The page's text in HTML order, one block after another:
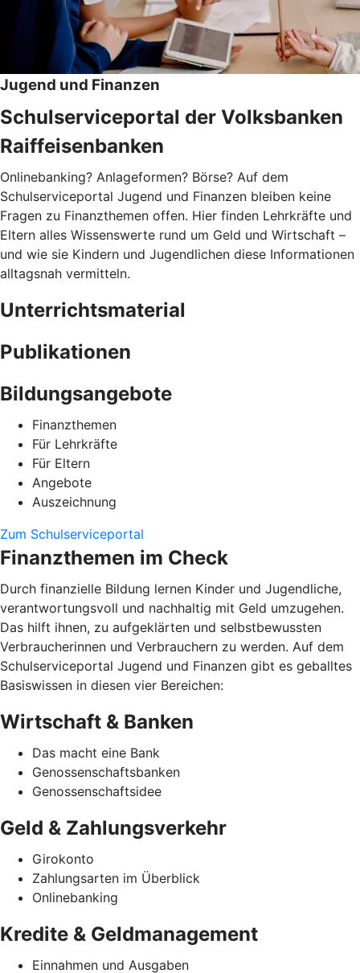
Jugend und Finanzen
Schulserviceportal der Volksbanken
Raiffeisenbanken
Onlinebanking? Anlageformen? Börse? Auf dem
Schulserviceportal Jugend und Finanzen bleiben keine
Fragen zu Finanzthemen offen. Hier finden Lehrkräfte und
Eltern alles Wissenswerte rund um Geld und Wirtschaft –
und wie sie Kindern und Jugendlichen diese Informationen
alltagsnah vermitteln.
Unterrichtsmaterial
Publikationen
Bildungsangebote
Finanzthemen
Für Lehrkräfte
Für Eltern
Angebote
Auszeichnung
Zum Schulserviceportal
Finanzthemen im Check
Durch finanzielle Bildung lernen Kinder und Jugendliche,
verantwortungsvoll und nachhaltig mit Geld umzugehen.
Das hilft ihnen, zu aufgeklärten und selbstbewussten
Verbraucherinnen und Verbrauchern zu werden. Auf dem
Schulserviceportal Jugend und Finanzen gibt es geballtes
Basiswissen in diesen vier Bereichen:
Wirtschaft & Banken
Das macht eine Bank
Genossenschaftsbanken
Genossenschaftsidee
Geld & Zahlungsverkehr
Girokonto
Zahlungsarten im Überblick
Onlinebanking
Kredite & Geldmanagement
Einnahmen und Ausgaben